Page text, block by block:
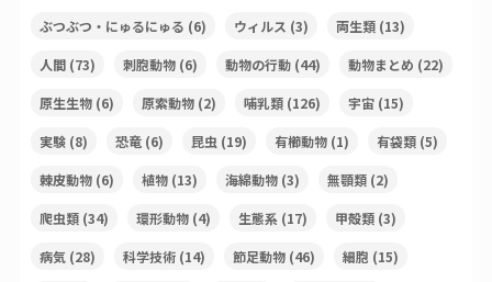
ぶつぶつ・にゅるにゅる (6) ウィルス (3) 両生類(13)
人間(73) 刺胞動物(6) 動物の行動(44) 動物まとめ (22)
原生生物(6) 原索動物(2) 哺乳類(126) 宇宙(15)
実験(8) 恐竜(6) 昆虫 (19) 有櫛動物(1) 有袋類(5)
棘皮動物(6) 植物(13) 海綿動物(3) 無顎類(2)
爬虫類(34) 環形動物(4) 生態系(17) 甲殻類(3)
病気(28) 科学技術(14) 節足動物(46) 細胞 (15)